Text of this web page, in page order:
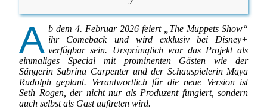
A b dem 4. Februar 2026 feiert „The Muppets Show“
ihr Comeback und wird exklusiv bei Disney+
verfügbar sein. Ursprünglich war das Projekt als
einmaliges Special mit prominenten Gästen wie der
Sängerin Sabrina Carpenter und der Schauspielerin Maya
Rudolph geplant. Verantwortlich für die neue Version ist
Seth Rogen, der nicht nur als Produzent fungiert, sondern
auch selbst als Gast auftreten wird.